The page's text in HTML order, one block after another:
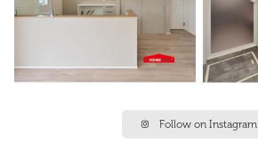
Follow on Instagram